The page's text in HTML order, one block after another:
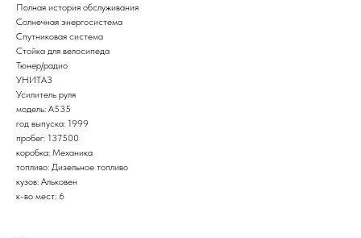
Полная история обслуживания
Солнечная энергосистема
Спутниковая система
Стойка для велосипеда
Тюнер/радио
УНИТАЗ
Усилитель руля
модель: A535
год выпуска: 1999
пробег: 137500
коробка: Механика
топливо: Дизельное топливо
кузов: Альковен
к-во мест: 6